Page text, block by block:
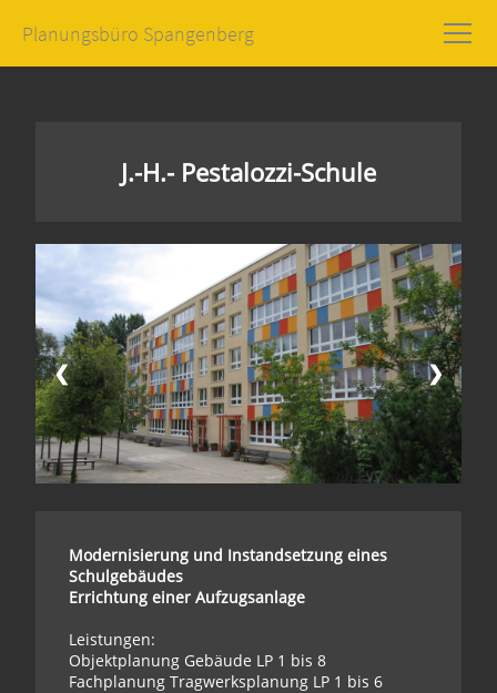
Planungsbüro Spangenberg
J.-H.- Pestalozzi-Schule
❮ ❯
Modernisierung und Instandsetzung eines
Schulgebäudes
Errichtung einer Aufzugsanlage
Leistungen:
Objektplanung Gebäude LP 1 bis 8
Fachplanung Tragwerksplanung LP 1 bis 6